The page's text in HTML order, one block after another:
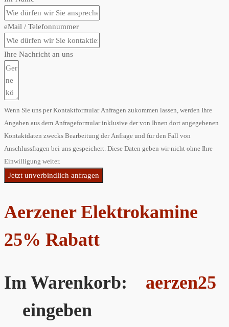
eMail / Telefonnummer
Ihre Nachricht an uns
Wenn Sie uns per Kontaktformular Anfragen zukommen lassen, werden Ihre
Angaben aus dem Anfrageformular inklusive der von Ihnen dort angegebenen
Kontaktdaten zwecks Bearbeitung der Anfrage und für den Fall von
Anschlussfragen bei uns gespeichert. Diese Daten geben wir nicht ohne Ihre
Einwilligung weiter.
Jetzt unverbindlich anfragen
Aerzener Elektrokamine
25% Rabatt
Im Warenkorb: aerzen25
eingeben